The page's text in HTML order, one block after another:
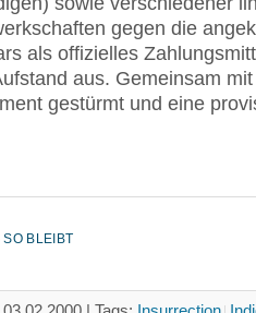
gegen die
als offizielles
aus. Gemeinsam
gestürmt und eine
BLEIBT